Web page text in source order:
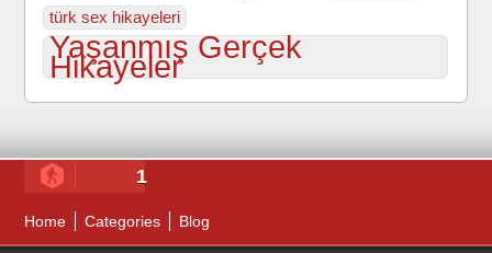
türk sex hikayeleri
Yaşanmış Gerçek
Hikayeler
1
Home Categories Blog